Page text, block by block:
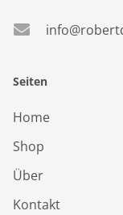
Seiten
Home
Shop
Über
Kontakt